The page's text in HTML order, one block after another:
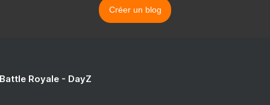
Créer un blog
Royale - DayZ